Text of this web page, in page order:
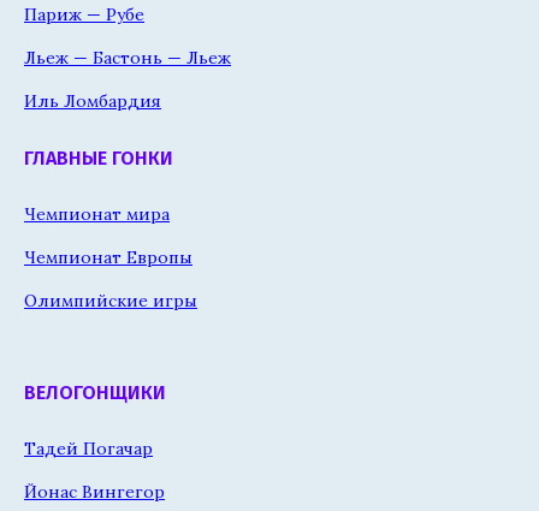
Париж — Рубе
Льеж — Бастонь — Льеж
Иль Ломбардия
ГЛАВНЫЕ ГОНКИ
Чемпионат мира
Чемпионат Европы
Олимпийские игры
ВЕЛОГОНЩИКИ
Тадей Погачар
Йонас Вингегор